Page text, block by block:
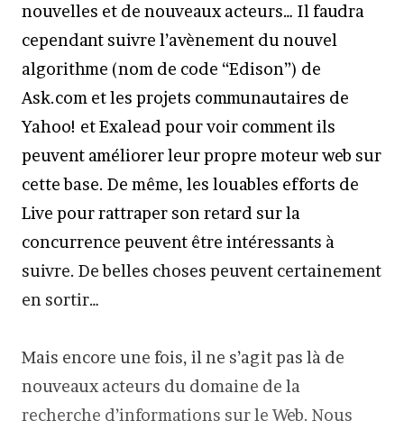
nouvelles et de nouveaux acteurs… Il faudra
cependant suivre l’avènement du nouvel
algorithme (nom de code “Edison”) de
Ask.com et les projets communautaires de
Yahoo! et Exalead pour voir comment ils
peuvent améliorer leur propre moteur web sur
cette base. De même, les louables efforts de
Live pour rattraper son retard sur la
concurrence peuvent être intéressants à
suivre. De belles choses peuvent certainement
en sortir…
Mais encore une fois, il ne s’agit pas là de
nouveaux acteurs du domaine de la
recherche d’informations sur le Web. Nous